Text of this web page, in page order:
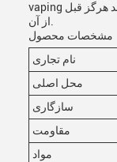
vaping است، ارائه راحتی، قابل حمل، و سازگاری مانند هرگز قبل
مشخصات محصول
نام تجاری
محل اصلی
سازگاری
مقاومت
مواد